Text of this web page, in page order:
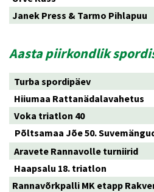
Janek Press & Tarmo Pihlapuu
Aasta piirkondlik
Turba spordipäev
Hiiumaa Rattanädalavahetus
Voka triatlon 40
Põltsamaa Jõe 50.
Aravete Rannavolle turniirid
Haapsalu 18. triatlon
Rannavõrkpalli MK etapp